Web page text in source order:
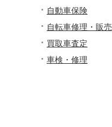
自動車保険
自転車修理・販売
買取車査定
車検・修理